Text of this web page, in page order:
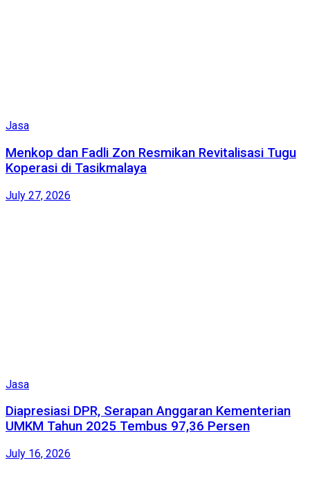
Jasa
Menkop dan Fadli Zon Resmikan Revitalisasi Tugu
Koperasi di Tasikmalaya
July 27, 2026
Jasa
Diapresiasi DPR, Serapan Anggaran Kementerian
UMKM Tahun 2025 Tembus 97,36 Persen
July 16, 2026